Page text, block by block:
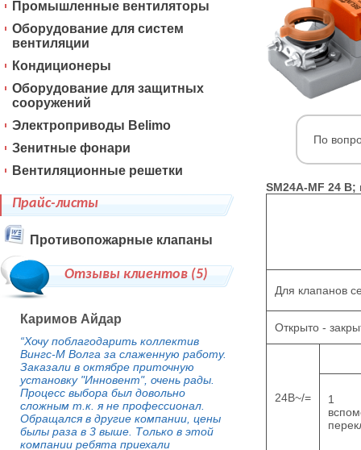
По
SM24A-MF 24
Для клапанов
Открыто -
24В~/=
1
Промышленные вентиляторы
Оборудование для систем
вентиляции
Кондиционеры
Оборудование для защитных
сооружений
Электроприводы Belimo
Зенитные фонари
Вентиляционные решетки
Прайс-листы
Противопожарные клапаны
Отзывы клиентов (5)
Каримов Айдар
“Хочу поблагодарить коллектив
Вингс-М Волга за слаженную работу.
Заказали в октябре приточную
установку "Инновент", очень рады.
Процесс выбора был довольно
сложным т.к. я не профессионал.
Обращался в другие компании, цены
былы раза в 3 выше. Только в этой
компании ребята приехали